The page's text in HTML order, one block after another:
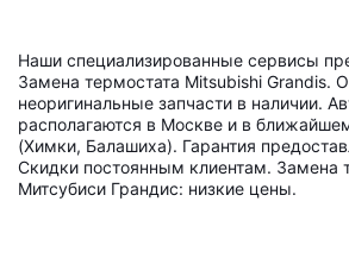
Наши специализированные сервисы
Замена термостата Mitsubishi Grandis.
неоригинальные запчасти в наличии.
располагаются в Москве и в
(Химки, Балашиха). Гарантия
Скидки постоянным клиентам. Замена
Митсубиси Грандис: низкие цены.